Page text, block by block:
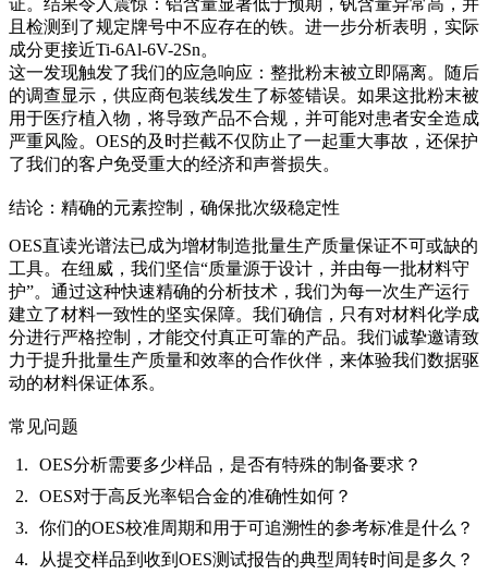
且检测到了规定牌号中不应存在的铁。进一步分析表明，实际
成分更接近Ti-6Al-6V-2Sn。
这一发现触发了我们的应急响应：整批粉末被立即隔离。随后
的调查显示，供应商包装线发生了标签错误。如果这批粉末被
用于医疗植入物 ，将导致产品不合规，并可能对患者安全造成
严重风险。OES的及时拦截不仅防止了一起重大事故，还保护
了我们的客户免受重大的经济和声誉损失。
结论：精确的元素控制，确保批次级稳定性
OES直读光谱法已成为增材制造批量生产质量保证不可或缺的
工具。在纽威，我们坚信“质量源于设计，并由每一批材料守
护”。通过这种快速精确的分析技术，我们为每一次生产运行
建立了材料一致性的坚实保障。我们确信，只有对材料化学成
分进行严格控制，才能交付真正可靠的产品。我们诚挚邀请致
力于提升批量生产质量和效率的合作伙伴，来体验我们数据驱
动的材料保证体系。
常见问题
OES分析需要多少样品，是否有特殊的制备要求？
OES对于高反光率铝合金的准确性如何？
你们的OES校准周期和用于可追溯性的参考标准是什么？
从提交样品到收到OES测试报告的典型周转时间是多久？